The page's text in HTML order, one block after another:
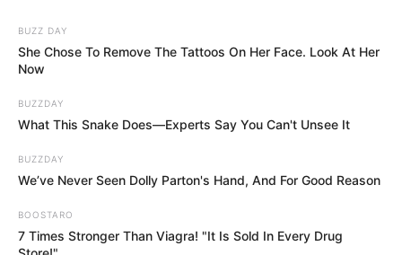
BUZZ DAY
She Chose To Remove The Tattoos On Her Face. Look At Her
Now
BUZZDAY
What This Snake Does—Experts Say You Can't Unsee It
BUZZDAY
We’ve Never Seen Dolly Parton's Hand, And For Good Reason
BOOSTARO
7 Times Stronger Than Viagra! "It Is Sold In Every Drug